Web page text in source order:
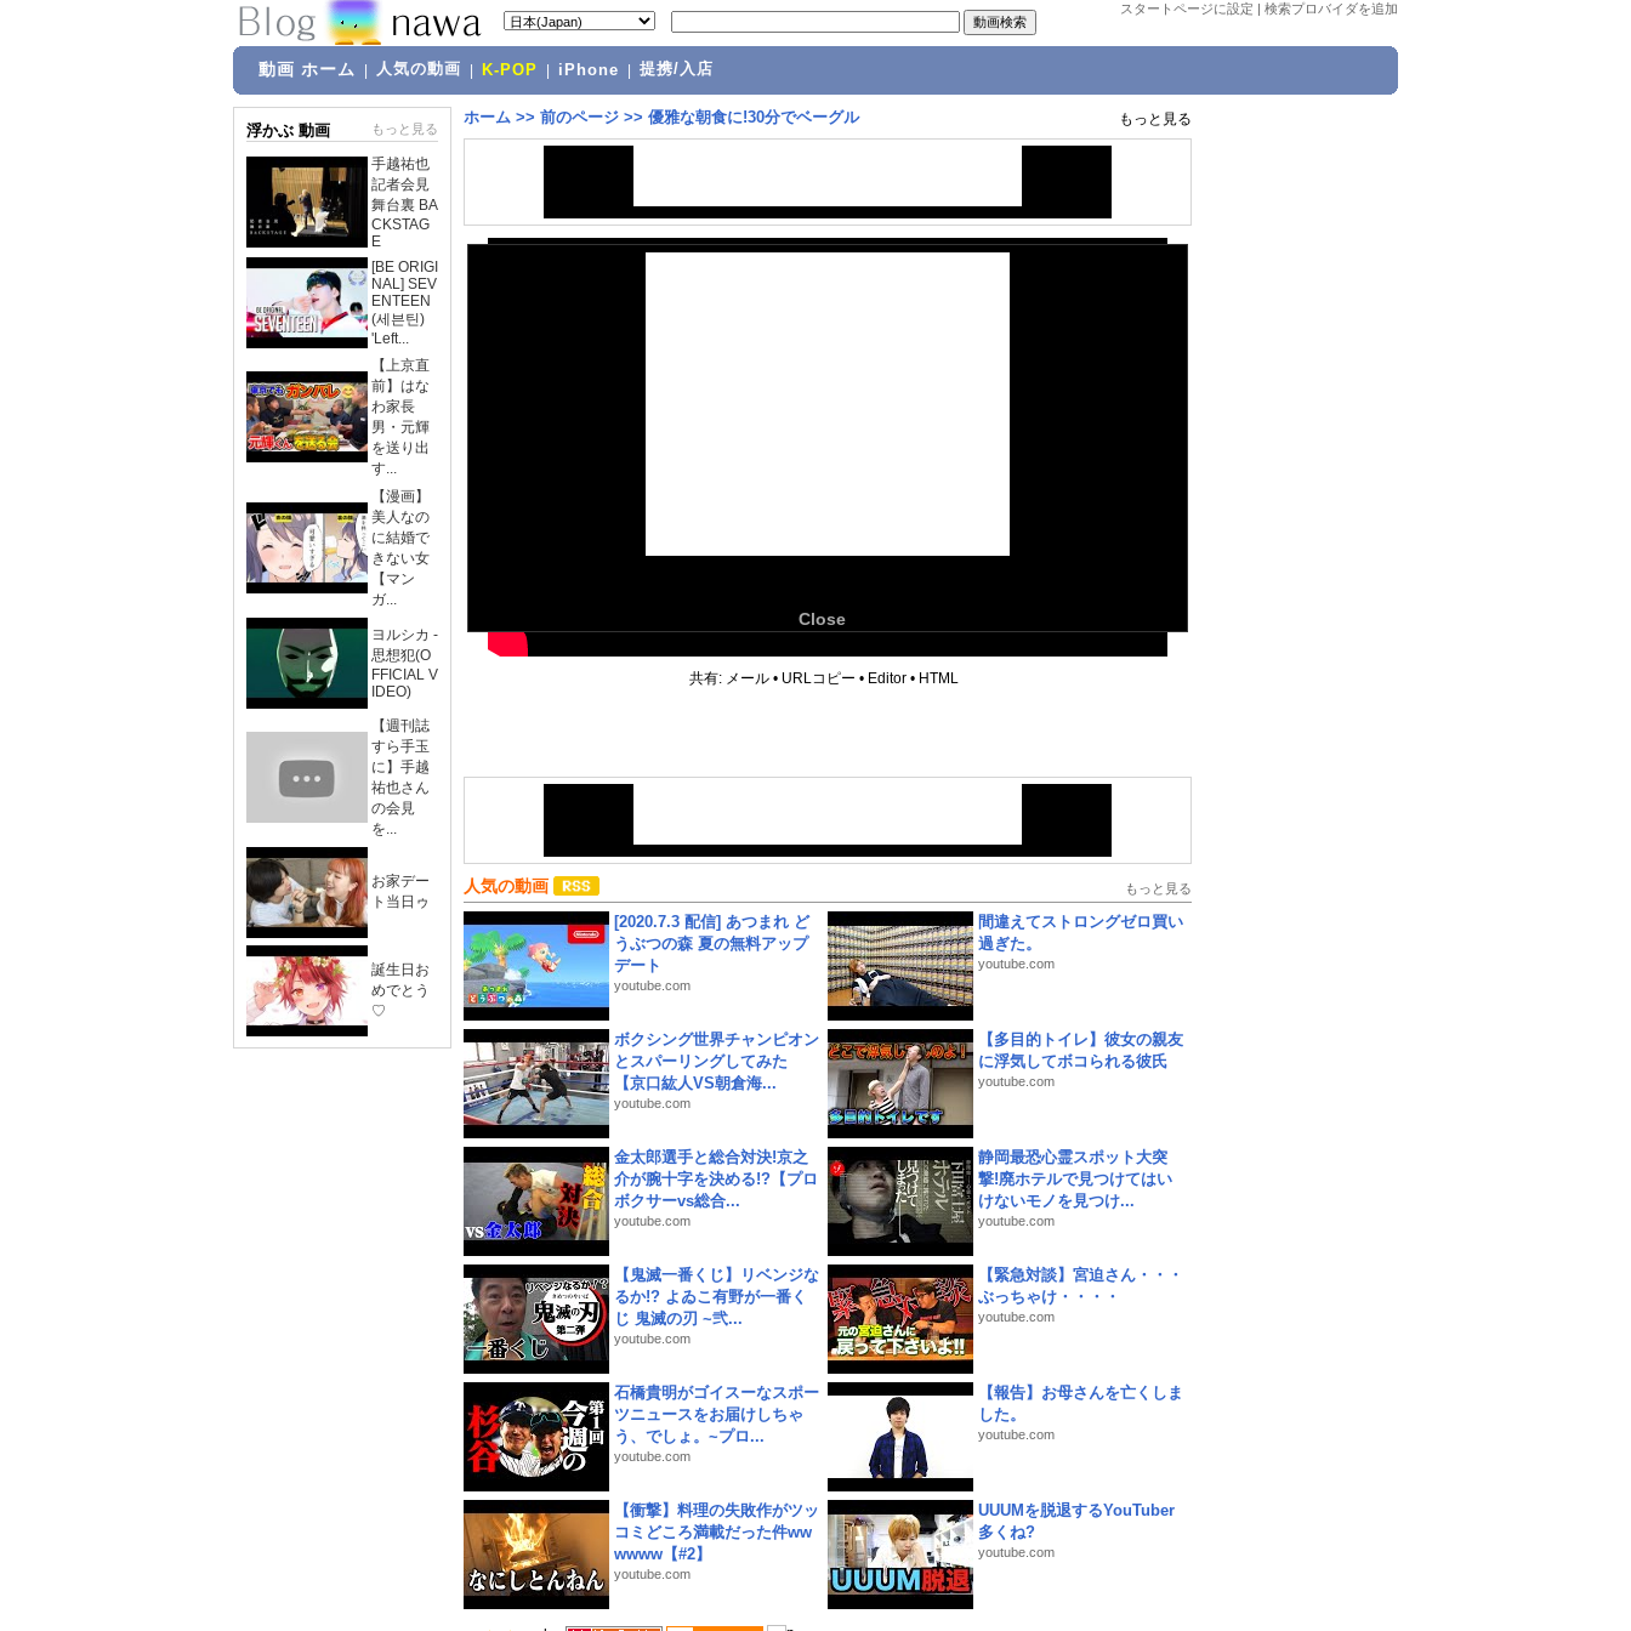
スタートページに設定 | 検索プロバイダを追加
動画 ホーム 人気の動画 K-POP iPhone 提携/入店
浮かぶ 動画 もっと見る
手越祐也
記者会見
舞台裏 BA
CKSTAG
E
[BE ORIGI
NAL] SEV
ENTEEN
(세븐틴)
'Left...
【上京直
前】はな
わ家長
男・元輝
を送り出
す...
【漫画】
美人なの
に結婚で
きない女
【マン
ガ...
ヨルシカ -
思想犯(O
FFICIAL V
IDEO)
【週刊誌
すら手玉
に】手越
祐也さん
の会見
を...
お家デー
ト当日ゥ
誕生日お
めでとう
♡
ホーム >> 前のページ >> 優雅な朝食に!30分でベーグル もっと見る
Close
共有: メール • URLコピー • Editor • HTML
人気の動画 もっと見る
[2020.7.3 配信] あつまれ ど
うぶつの森 夏の無料アップ
デート
youtube.com
間違えてストロングゼロ買い
過ぎた。
youtube.com
ボクシング世界チャンピオン
とスパーリングしてみた
【京口紘人VS朝倉海...
youtube.com
【多目的トイレ】彼女の親友
に浮気してボコられる彼氏
youtube.com
金太郎選手と総合対決!京之
介が腕十字を決める!?【プロ
ボクサーvs総合...
youtube.com
静岡最恐心霊スポット大突
撃!廃ホテルで見つけてはい
けないモノを見つけ...
youtube.com
【鬼滅一番くじ】リベンジな
るか!? よゐこ有野が一番く
じ 鬼滅の刃 ~弐...
youtube.com
【緊急対談】宮迫さん・・・
ぶっちゃけ・・・・
youtube.com
石橋貴明がゴイスーなスポー
ツニュースをお届けしちゃ
う、でしょ。~プロ...
youtube.com
【報告】お母さんを亡くしま
した。
youtube.com
【衝撃】料理の失敗作がツッ
コミどころ満載だった件ww
wwww【#2】
youtube.com
UUUMを脱退するYouTuber
多くね?
youtube.com